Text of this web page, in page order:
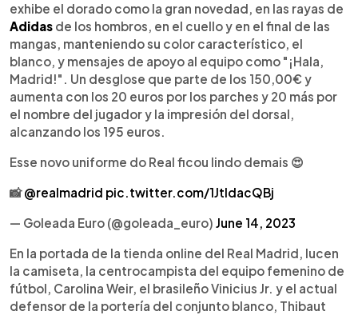
exhibe el dorado como la gran novedad, en las rayas de
Adidas de los hombros, en el cuello y en el final de las
mangas, manteniendo su color característico, el
blanco, y mensajes de apoyo al equipo como "¡Hala,
Madrid!". Un desglose que parte de los 150,00€ y
aumenta con los 20 euros por los parches y 20 más por
el nombre del jugador y la impresión del dorsal,
alcanzando los 195 euros.
Esse novo uniforme do Real ficou lindo demais 😍
📸@realmadrid pic.twitter.com/1JtldacQBj
— Goleada Euro (@goleada_euro) June 14, 2023
En la portada de la tienda online del Real Madrid, lucen
la camiseta, la centrocampista del equipo femenino de
fútbol, Carolina Weir, el brasileño Vinicius Jr. y el actual
defensor de la portería del conjunto blanco, Thibaut